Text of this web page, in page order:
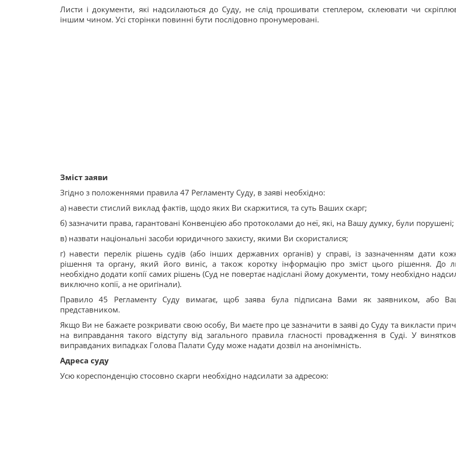
Листи і документи, які надсилаються до Суду, не слід прошивати степлером, склеювати чи
іншим чином. Усі сторінки повинні бути послідовно пронумеровані.
Зміст заяви
Згідно з положеннями правила 47 Регламенту Суду, в заяві необхідно:
а) навести стислий виклад фактів, щодо яких Ви скаржитися, та суть Ваших скарг;
б) зазначити права, гарантовані Конвенцією або протоколами до неї, які, на Вашу думку, були порушені;
в) назвати національні засоби юридичного захисту, якими Ви скористалися;
г) навести перелік рішень судів (або інших державних органів) у справі, із зазначенням дати
рішення та органу, який його виніс, а також коротку інформацію про зміст цього рішення. До
необхідно додати копії самих рішень (Суд не повертає надіслані йому документи, тому необхідно
виключно копії, а не оригінали).
Правило 45 Регламенту Суду вимагає, щоб заява була підписана Вами як заявником, або
представником.
Якщо Ви не бажаєте розкривати свою особу, Ви маєте про це зазначити в заяві до Суду та викласти
на виправдання такого відступу від загального правила гласності провадження в Суді. У
виправданих випадках Голова Палати Суду може надати дозвіл на анонімність.
Адреса суду
Усю кореспонденцію стосовно скарги необхідно надсилати за адресою: